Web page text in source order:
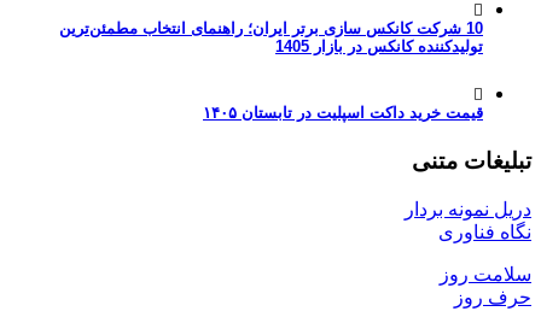
10 شرکت کانکس سازی برتر ایران؛ راهنمای انتخاب مطمئن‌ترین
تولیدکننده کانکس در بازار 1405
قیمت خرید داکت اسپلیت در تابستان ۱۴۰۵
تبلیغات متنی
دریل نمونه بردار
نگاه فناوری
سلامت روز
حرف روز